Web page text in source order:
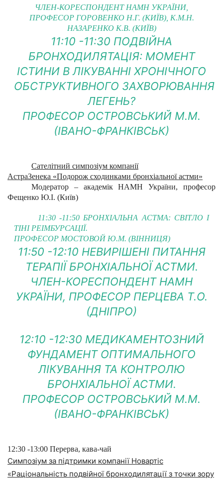
ЧЛЕН-КОРЕСПОНДЕНТ НАМН УКРАЇНИ,
ПРОФЕСОР ГОРОВЕНКО Н.Г. (КИЇВ), К.М.Н.
НАЗАРЕНКО К.В. (КИЇВ)
11:10 -11:30 ПОДВІЙНА
БРОНХОДИЛЯТАЦІЯ: МОМЕНТ
ІСТИНИ В ЛІКУВАННІ ХРОНІЧНОГО
ОБСТРУКТИВНОГО ЗАХВОРЮВАННЯ
ЛЕГЕНЬ?
ПРОФЕСОР ОСТРОВСЬКИЙ М.М.
(ІВАНО-ФРАНКІВСЬК)
Сателітний симпозіум компанії
АстраЗенека «Подорож сходинками бронхіальної астми»
Модератор – академік НАМН України, професор
Фещенко Ю.І. (Київ)
11:30 -11:50 БРОНХІАЛЬНА АСТМА: СВІТЛО І
ТІНІ РЕІМБУРСАЦІЇ.
ПРОФЕСОР МОСТОВОЙ Ю.М. (ВІННИЦЯ)
11:50 -12:10 НЕВИРІШЕНІ ПИТАННЯ
ТЕРАПІЇ БРОНХІАЛЬНОЇ АСТМИ.
ЧЛЕН-КОРЕСПОНДЕНТ НАМН
УКРАЇНИ, ПРОФЕСОР ПЕРЦЕВА Т.О.
(ДНІПРО)
12:10 -12:30 МЕДИКАМЕНТОЗНИЙ
ФУНДАМЕНТ ОПТИМАЛЬНОГО
ЛІКУВАННЯ ТА КОНТРОЛЮ
БРОНХІАЛЬНОЇ АСТМИ.
ПРОФЕСОР ОСТРОВСЬКИЙ М.М.
(ІВАНО-ФРАНКІВСЬК)
12:30 -13:00 Перерва, кава-чай
Симпозіум за підтримки компанії Новартіс
«Раціональність подвійної бронходилятації з точки зору